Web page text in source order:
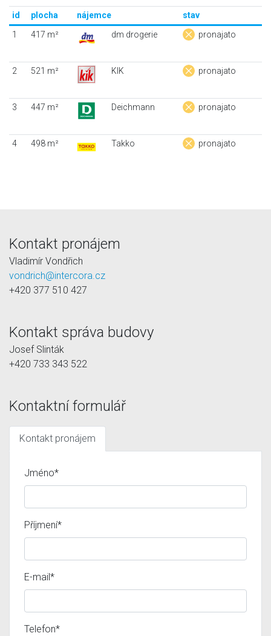
id plocha nájemce
stav
1
417 m² dm drogerie pronajato
2 521 m² KIK pronajato
3 447 m² Deichmann pronajato
4 498 m² Takko pronajato
Kontakt pronájem
Vladimír Vondřich
vondrich@intercora.cz
+420 377 510 427
Kontakt správa budovy
Josef Slinták
+420 733 343 522
Kontaktní formulář
Kontakt pronájem
Jméno*
Příjmení*
E-mail*
Telefon*